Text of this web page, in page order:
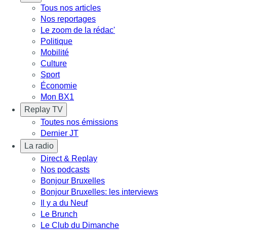
Tous nos articles
Nos reportages
Le zoom de la rédac'
Politique
Mobilité
Culture
Sport
Économie
Mon BX1
Replay TV
Toutes nos émissions
Dernier JT
La radio
Direct & Replay
Nos podcasts
Bonjour Bruxelles
Bonjour Bruxelles: les interviews
Il y a du Neuf
Le Brunch
Le Club du Dimanche